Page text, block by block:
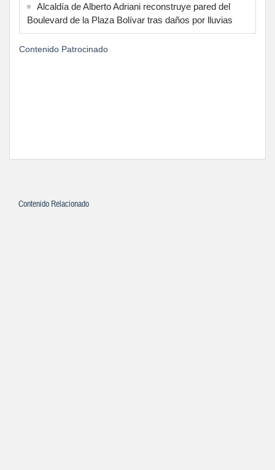
Alcaldía de Alberto Adriani reconstruye pared del
Boulevard de la Plaza Bolívar tras daños por lluvias
Contenido Patrocinado
Contenido Relacionado